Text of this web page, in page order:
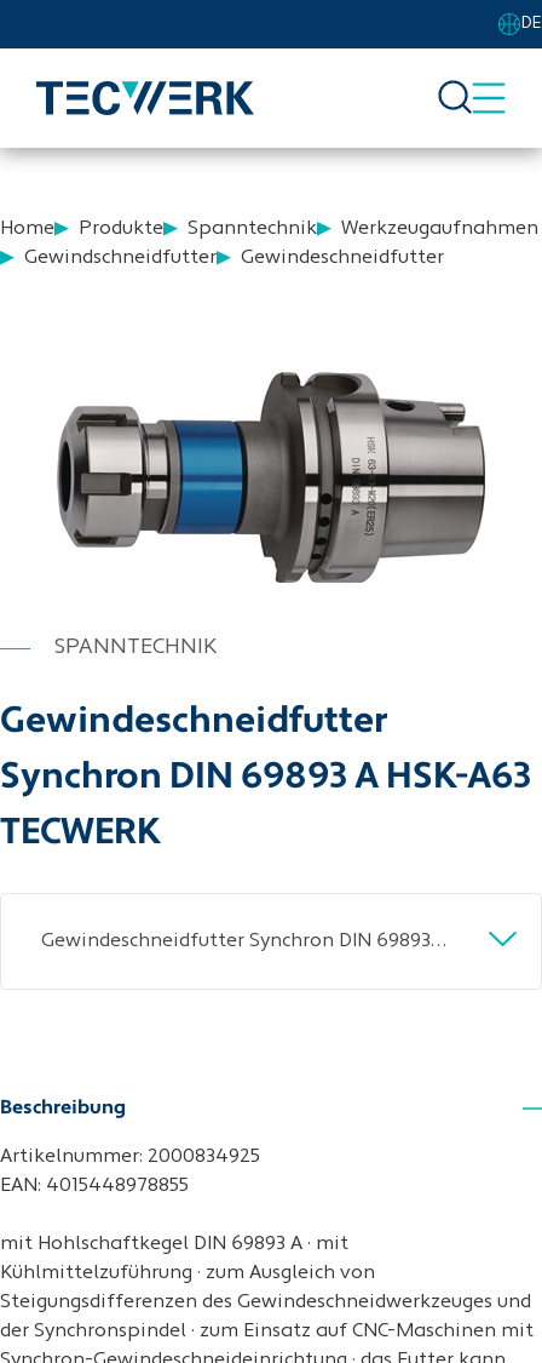
DE
Home Produkte Spanntechnik
Werkzeugaufnahmen
Gewindschneidfutter
Gewindeschneidfutter
SPANNTECHNIK
Gewindeschneidfutter
Synchron DIN 69893 A HSK-A63
TECWERK
Gewindeschneidfutter Synchron DIN 69893A M3-M20 HSK-A63 A.-L.98mm TECWERK
Beschreibung
Artikelnummer: 2000834925
EAN: 4015448978855
mit Hohlschaftkegel DIN 69893 A · mit
Kühlmittelzuführung · zum Ausgleich von
Steigungsdifferenzen des Gewindeschneidwerkzeuges und
der Synchronspindel · zum Einsatz auf CNC-Maschinen mit